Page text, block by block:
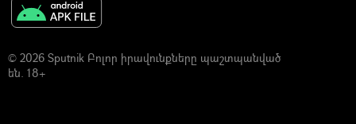
© 2026 Sputnik Բոլոր իրավունքները պաշտպանված
են. 18+